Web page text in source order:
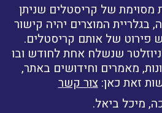
מסוימת של קריסטלים שניתן
בגלריית המוצרים יהיה קישור
פירוט של אותם קריסטלים.
שנשלח אחת לחודש ובו
מאמרים וחידושים באתר,
זאת כאן:צור קשר
מיכל ביאל.